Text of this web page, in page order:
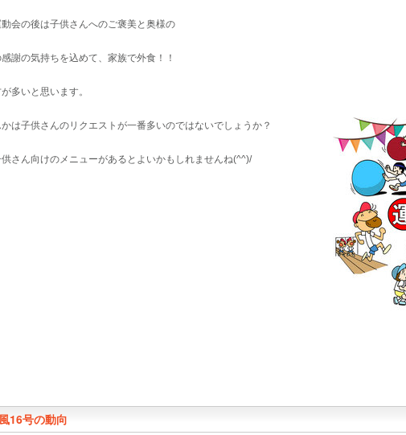
動会の後は子供さんへのご褒美と奥様の
謝の気持ちを込めて、家族で外食！！
多いと思います。
は子供さんのリクエストが一番多いのではないでしょうか？
さん向けのメニューがあるとよいかもしれませんね(^^)/
16号の動向